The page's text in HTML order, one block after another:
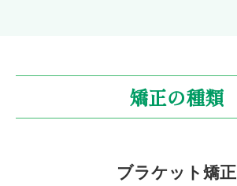
矯正の種類
ブラケット矯正